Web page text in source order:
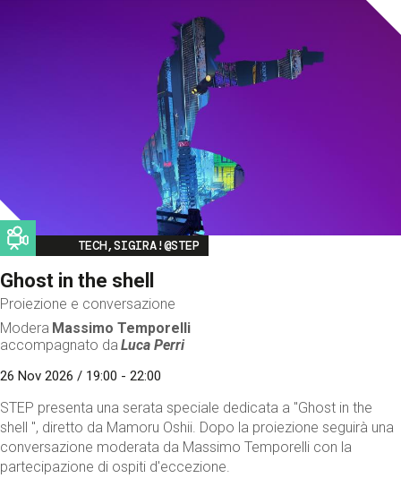
Image
TECH,SIGIRA!@STEP
Ghost in the shell
Proiezione e conversazione
Modera Massimo Temporelli
accompagnato da Luca Perri
26 Nov 2026 / 19:00 - 22:00
STEP presenta una serata speciale dedicata a "Ghost in the
shell ", diretto da Mamoru Oshii. Dopo la proiezione seguirà una
conversazione moderata da Massimo Temporelli con la
partecipazione di ospiti d'eccezione.